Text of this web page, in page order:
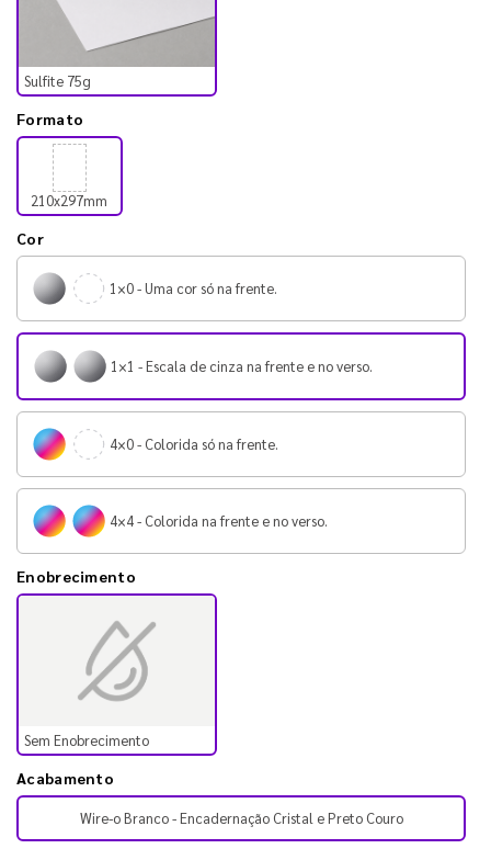
Sulfite 75g
Formato
210x297mm
Cor
1×0 - Uma cor só na frente.
1×1 - Escala de cinza na frente e no verso.
4×0 - Colorida só na frente.
4×4 - Colorida na frente e no verso.
Enobrecimento
Sem Enobrecimento
Acabamento
Wire-o Branco - Encadernação Cristal e Preto Couro